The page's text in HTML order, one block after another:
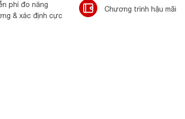
phí đo năng
& xác định cực
Chương trình hậu mãi